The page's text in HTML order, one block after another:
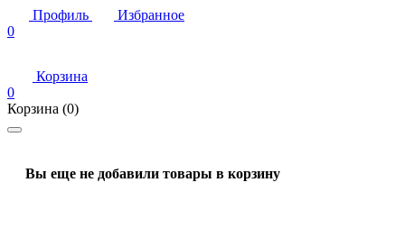
Профиль
Избранное
0
Корзина
0
Корзина (0)
Вы еще не добавили товары в корзину